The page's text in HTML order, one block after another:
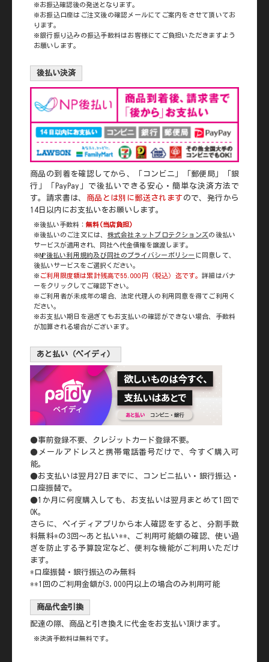
※お振込確認後の発送となります。
※お振込口座はご注文後の確認メールにてご案内をさせて頂いてお
ります。
※銀行振り込みの振込手数料はお客様にてご負担いただきますよう
お願いします。
後払い決済
商品の到着を確認してから、「コンビニ」「郵便局」「銀
行」「PayPay」で後払いできる安心・簡単な決済方法で
す。請求書は、 商品とは別に郵送されますので、発行から
14日以内にお支払いをお願いします。
※後払い手数料： 無料(当店負担)
※後払いのご注文には、 株式会社ネットプロテクションズの後払い
サービスが適用され、同社へ代金債権を譲渡します。
※NP後払い利用規約及び同社のプライバシーポリシー に同意して、
後払いサービスをご選択ください。
※ ご利用限度額は累計残高で55,000円（税込）迄です。詳細はバナ
ーをクリックしてご確認下さい。
※ご利用者が未成年の場合、法定代理人の利用同意を得てご利用く
ださい。
※お支払い期日を過ぎてもお支払いの確認ができない場合、手数料
が加算される場合がございます。
あと払い（ペイディ）
●事前登録不要、クレジットカード登録不要。
●メールアドレスと携帯電話番号だけで、今すぐ購入可
能。
●お支払いは翌月27日までに、コンビニ払い・銀行振込・
口座振替で。
●1か月に何度購入しても、お支払いは翌月まとめて1回で
OK。
さらに、ペイディアプリから本人確認をすると、分割手数
料無料*の3回～あと払い**、ご利用可能額の確認、使い過
ぎを防止する予算設定など、便利な機能がご利用いただけ
ます。
*口座振替・銀行振込のみ無料
**1回のご利用金額が3,000円以上の場合のみ利用可能
商品代金引換
配達の際、商品と引き換えに代金をお支払い頂けます。
※決済手数料は無料です。